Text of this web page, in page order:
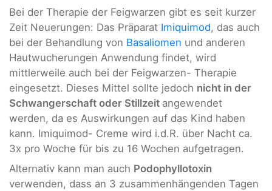
Bei der Therapie der Feigwarzen gibt es seit kurzer
Zeit Neuerungen: Das Präparat Imiquimod, das auch
bei der Behandlung von Basaliomen und anderen
Hautwucherungen Anwendung findet, wird
mittlerweile auch bei der Feigwarzen- Therapie
eingesetzt. Dieses Mittel sollte jedoch nicht in der
Schwangerschaft oder Stillzeit angewendet
werden, da es Auswirkungen auf das Kind haben
kann. Imiquimod- Creme wird i.d.R. über Nacht ca.
3x pro Woche für bis zu 16 Wochen aufgetragen.
Alternativ kann man auch Podophyllotoxin
verwenden, dass an 3 zusammenhängenden Tagen